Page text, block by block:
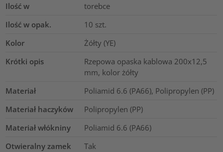
Ilość w
torebce
Ilość w opak.
10 szt.
Kolor
Żółty (YE)
Krótki opis
Rzepowa opaska kablowa 200x12,5
mm, kolor żółty
Materiał
Poliamid 6.6 (PA66), Polipropylen (PP)
Materiał haczyków
Polipropylen (PP)
Materiał włókniny
Poliamid 6.6 (PA66)
Otwieralny zamek
Tak